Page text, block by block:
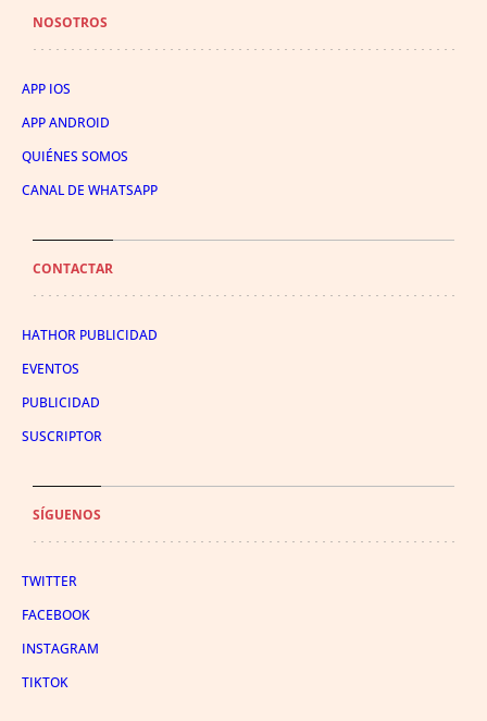
NOSOTROS
APP IOS
APP ANDROID
QUIÉNES SOMOS
CANAL DE WHATSAPP
CONTACTAR
HATHOR PUBLICIDAD
EVENTOS
PUBLICIDAD
SUSCRIPTOR
SÍGUENOS
TWITTER
FACEBOOK
INSTAGRAM
TIKTOK